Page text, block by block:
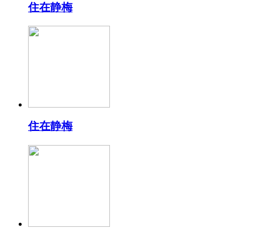
住在静梅
住在静梅